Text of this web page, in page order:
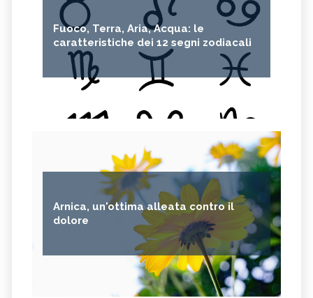
Fuoco, Terra, Aria, Acqua: le
caratteristiche dei 12 segni zodiacali
Arnica, un'ottima alleata contro il
dolore